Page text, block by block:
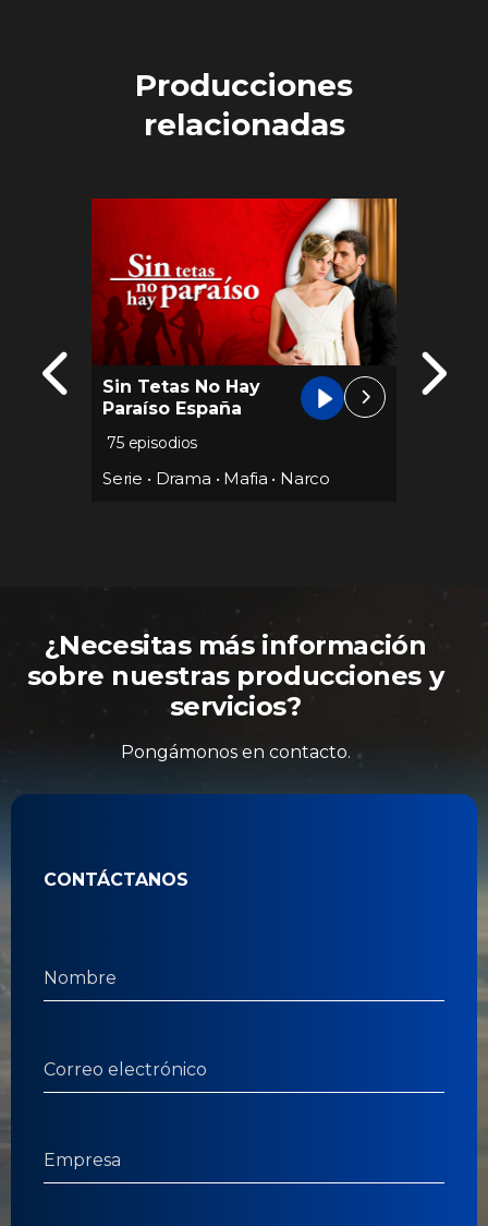
Producciones
relacionadas
Sin Tetas No Hay
Paraíso España
75 episodios
Serie • Drama • Mafia • Narco
Tiro
¿Necesitas más información
sobre nuestras producciones y
servicios?
Pongámonos en contacto.
CONTÁCTANOS